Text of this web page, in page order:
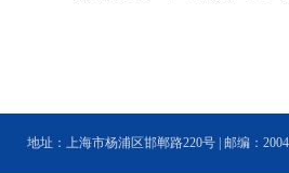
地址：上海市杨浦区邯郸路220号 | 邮编：